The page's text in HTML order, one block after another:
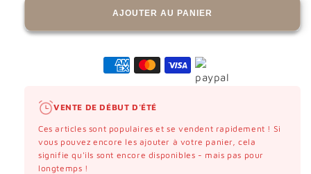
AJOUTER AU PANIER
VENTE DE DÉBUT D'ÉTÉ
Ces articles sont populaires et se vendent rapidement ! Si
vous pouvez encore les ajouter à votre panier, cela
signifie qu'ils sont encore disponibles - mais pas pour
longtemps !